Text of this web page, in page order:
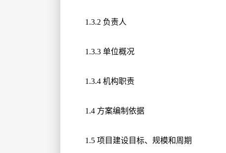
1.3.2 负责人
1.3.3 单位概况
1.3.4 机构职责
1.4 方案编制依据
1.5 项目建设目标、规模和周期